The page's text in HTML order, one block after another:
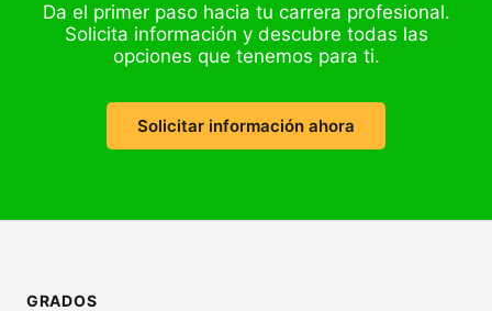
Da el primer paso hacia tu carrera profesional.
Solicita información y descubre todas las
opciones que tenemos para ti.
Solicitar información ahora
GRADOS